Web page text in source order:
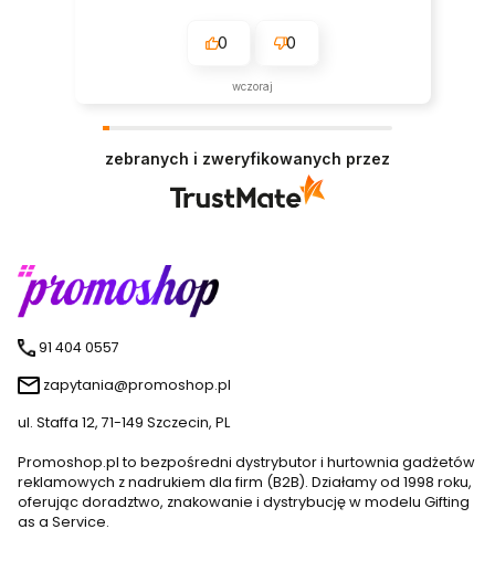
0 0
wczoraj
zebranych i zweryfikowanych przez
91 404 0557
zapytania@promoshop.pl
ul. Staffa 12, 71-149 Szczecin, PL
Promoshop.pl to bezpośredni dystrybutor i hurtownia gadżetów
reklamowych z nadrukiem dla firm (B2B). Działamy od 1998 roku,
oferując doradztwo, znakowanie i dystrybucję w modelu Gifting
as a Service.